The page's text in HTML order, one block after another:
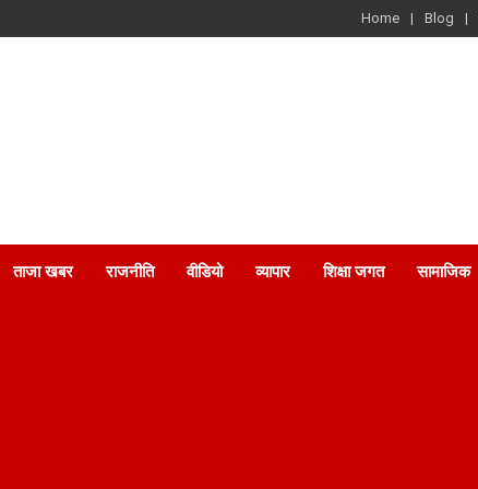
Home Blog
ताजा खबर राजनीति वीडियो व्यापार शिक्षा जगत सामाजिक